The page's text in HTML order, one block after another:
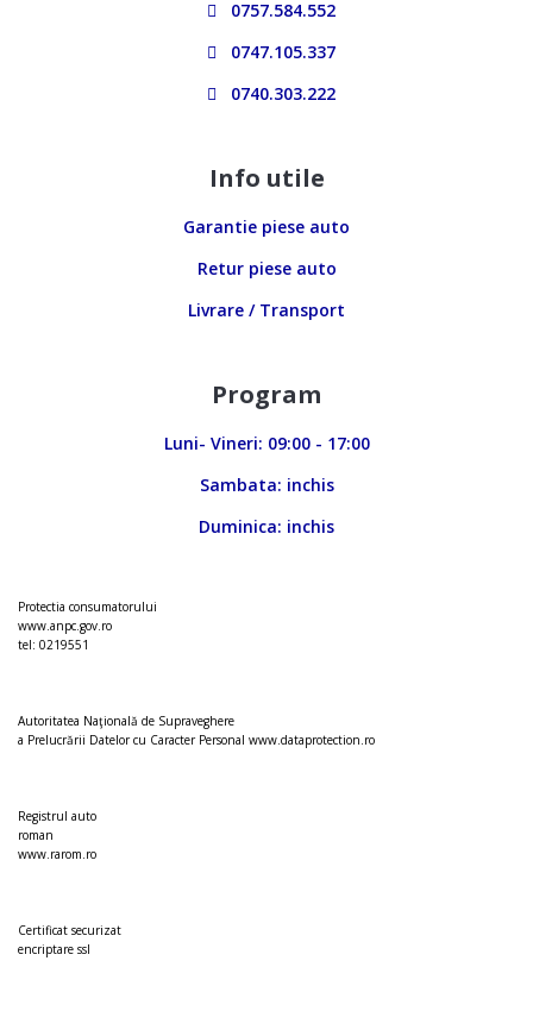
0757.584.552
0747.105.337
0740.303.222
Info utile
Garantie piese auto
Retur piese auto
Livrare / Transport
Program
Luni- Vineri: 09:00 - 17:00
Sambata: inchis
Duminica: inchis
Protectia consumatorului
www.anpc.gov.ro
tel: 0219551
Autoritatea Naţională de Supraveghere
a Prelucrării Datelor cu Caracter Personal www.dataprotection.ro
Registrul auto
roman
www.rarom.ro
Certificat securizat
encriptare ssl